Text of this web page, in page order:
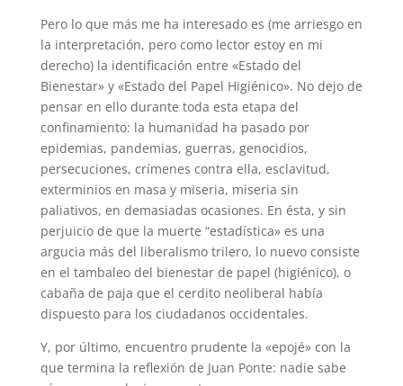
Pero lo que más me ha interesado es (me arriesgo en
la interpretación, pero como lector estoy en mi
derecho) la identificación entre «Estado del
Bienestar» y «Estado del Papel Higiénico». No dejo de
pensar en ello durante toda esta etapa del
confinamiento: la humanidad ha pasado por
epidemias, pandemias, guerras, genocidios,
persecuciones, crímenes contra ella, esclavitud,
exterminios en masa y miseria, miseria sin
paliativos, en demasiadas ocasiones. En ésta, y sin
perjuicio de que la muerte “estadística» es una
argucia más del liberalismo trilero, lo nuevo consiste
en el tambaleo del bienestar de papel (higiénico), o
cabaña de paja que el cerdito neoliberal había
dispuesto para los ciudadanos occidentales.
Y, por último, encuentro prudente la «epojé» con la
que termina la reflexión de Juan Ponte: nadie sabe